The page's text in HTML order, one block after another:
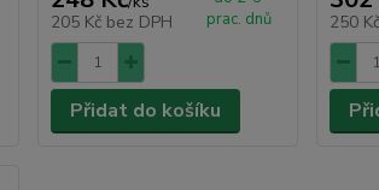
205 Kč bez DPH
prac. dnů
Přidat do košíku
250 Kč